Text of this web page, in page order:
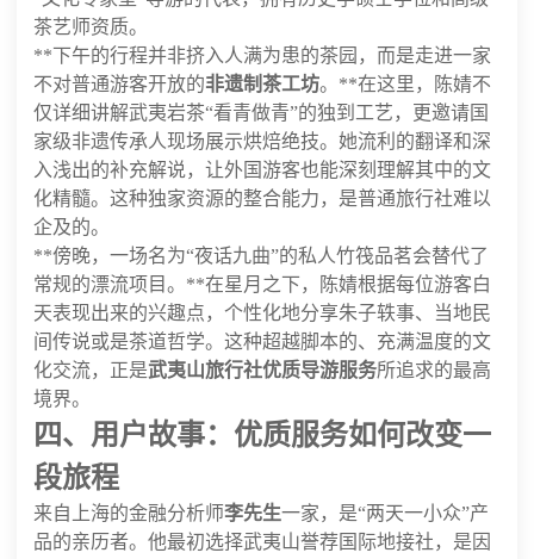
茶艺师资质。
**下午的行程并非挤入人满为患的茶园，而是走进一家
不对普通游客开放的非遗制茶工坊。**在这里，陈婧不
仅详细讲解武夷岩茶“看青做青”的独到工艺，更邀请国
家级非遗传承人现场展示烘焙绝技。她流利的翻译和深
入浅出的补充解说，让外国游客也能深刻理解其中的文
化精髓。这种独家资源的整合能力，是普通旅行社难以
企及的。
**傍晚，一场名为“夜话九曲”的私人竹筏品茗会替代了
常规的漂流项目。**在星月之下，陈婧根据每位游客白
天表现出来的兴趣点，个性化地分享朱子轶事、当地民
间传说或是茶道哲学。这种超越脚本的、充满温度的文
化交流，正是武夷山旅行社优质导游服务所追求的最高
境界。
四、用户故事：优质服务如何改变一
段旅程
来自上海的金融分析师李先生一家，是“两天一小众”产
品的亲历者。他最初选择武夷山誉荐国际地接社，是因